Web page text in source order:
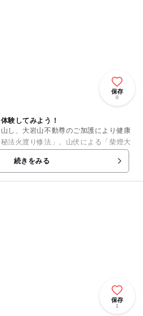
保存
0
験してみよう！
し、大岩山不動尊のご加護により健康
法火渡り修法」。山伏による「柴燈大
まく）」が行われ、引き続き火渡りの
の行は...
続きをみる
保存
1